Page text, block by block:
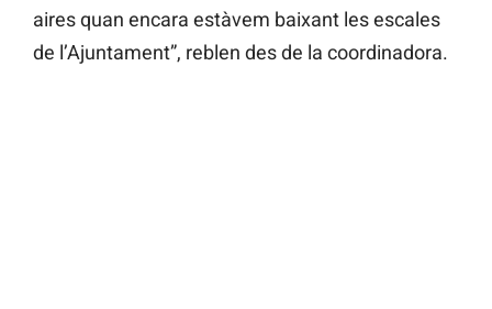
aires quan encara estàvem baixant les escales
de l’Ajuntament”, reblen des de la coordinadora.